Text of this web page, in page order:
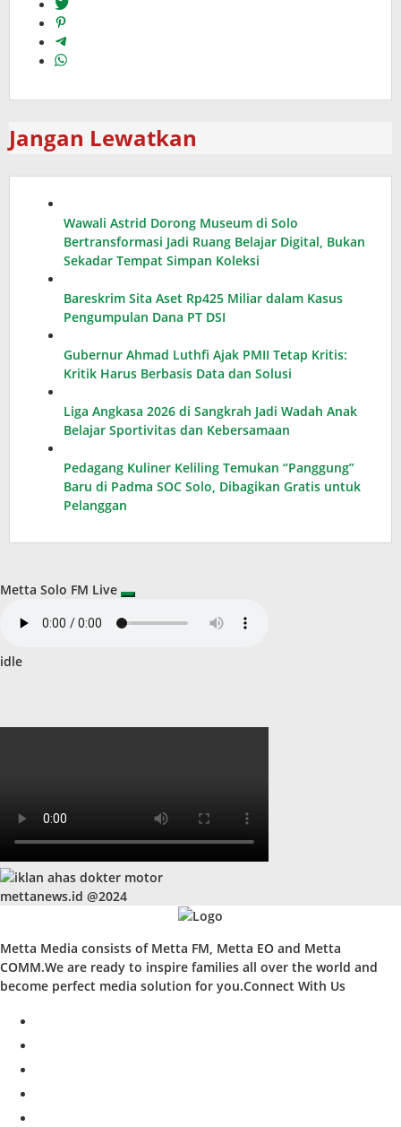
Jangan Lewatkan
Wawali Astrid Dorong Museum di Solo
Bertransformasi Jadi Ruang Belajar Digital, Bukan
Sekadar Tempat Simpan Koleksi
Bareskrim Sita Aset Rp425 Miliar dalam Kasus
Pengumpulan Dana PT DSI
Gubernur Ahmad Luthfi Ajak PMII Tetap Kritis:
Kritik Harus Berbasis Data dan Solusi
Liga Angkasa 2026 di Sangkrah Jadi Wadah Anak
Belajar Sportivitas dan Kebersamaan
Pedagang Kuliner Keliling Temukan “Panggung”
Baru di Padma SOC Solo, Dibagikan Gratis untuk
Pelanggan
Metta Solo FM Live
idle
mettanews.id @2024
Metta Media consists of Metta FM, Metta EO and Metta
COMM.We are ready to inspire families all over the world and
become perfect media solution for you.Connect With Us